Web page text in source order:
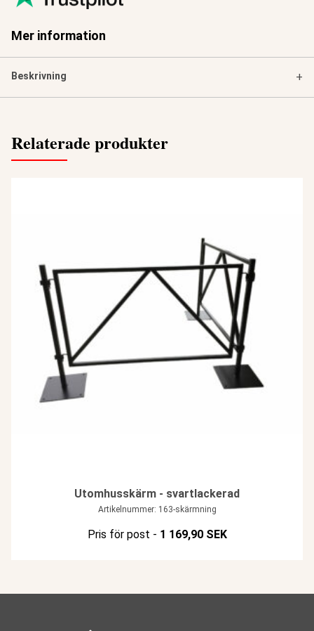
Mer information
Beskrivning +
Relaterade produkter
Utomhusskärm - svartlackerad
Artikelnummer: 163-skärmning
Pris för post - 1 169,90 SEK